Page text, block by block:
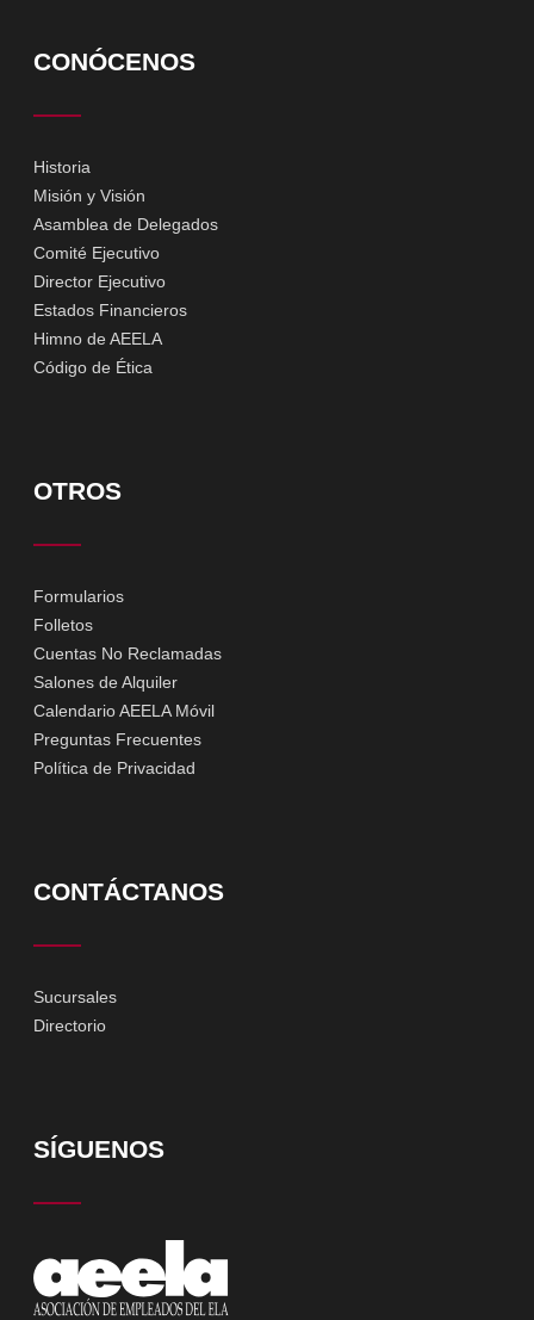
CONÓCENOS
Historia
Misión y Visión
Asamblea de Delegados
Comité Ejecutivo
Director Ejecutivo
Estados Financieros
Himno de AEELA
Código de Ética
OTROS
Formularios
Folletos
Cuentas No Reclamadas
Salones de Alquiler
Calendario AEELA Móvil
Preguntas Frecuentes
Política de Privacidad
CONTÁCTANOS
Sucursales
Directorio
SÍGUENOS